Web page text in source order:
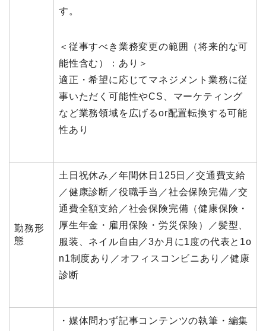
す。
＜従事すべき業務変更の範囲（将来的な可
能性含む）：あり＞
適正・希望に応じてマネジメント業務に従
事いただく可能性やCS、マーケティング
など業務領域を広げるor配置転換する可能
性あり
勤務形
態
土日祝休み／年間休日125日／交通費支給
／健康診断／役職手当／社会保険完備／交
通費全額支給／社会保険完備（健康保険・
厚生年金・雇用保険・労災保険）／髪型、
服装、ネイル自由／3か月に1度の代表と1o
n1制度あり／オフィスコンビニあり／健康
診断
・媒体問わず記事コンテンツの執筆・編集